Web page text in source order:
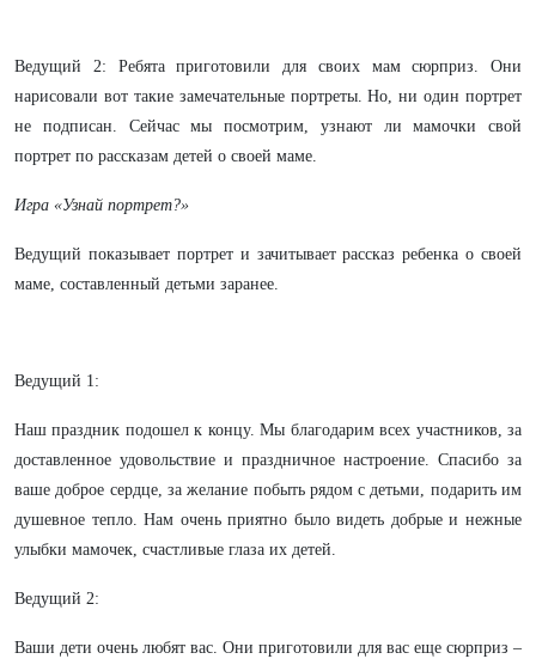
Ведущий 2: Ребята приготовили для своих мам сюрприз. Они
нарисовали вот такие замечательные портреты. Но, ни один портрет
не подписан. Сейчас мы посмотрим, узнают ли мамочки свой
портрет по рассказам детей о своей маме.
Игра «Узнай портрет?»
Ведущий показывает портрет и зачитывает рассказ ребенка о своей
маме, составленный детьми заранее.
Ведущий 1:
Наш праздник подошел к концу. Мы благодарим всех участников, за
доставленное удовольствие и праздничное настроение. Спасибо за
ваше доброе сердце, за желание побыть рядом с детьми, подарить им
душевное тепло. Нам очень приятно было видеть добрые и нежные
улыбки мамочек, счастливые глаза их детей.
Ведущий 2:
Ваши дети очень любят вас. Они приготовили для вас еще сюрприз –